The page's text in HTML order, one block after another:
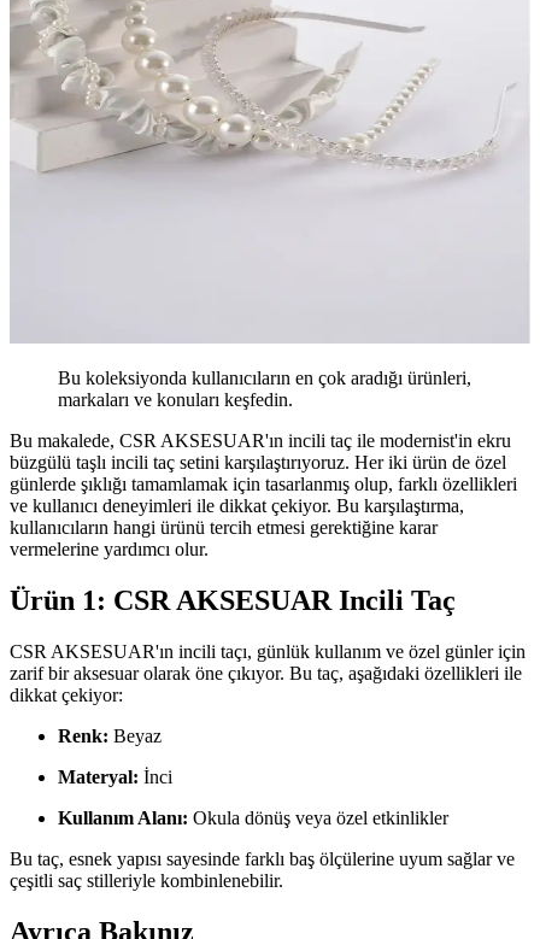
Bu koleksiyonda kullanıcıların en çok aradığı ürünleri,
markaları ve konuları keşfedin.
Bu makalede, CSR AKSESUAR'ın incili taç ile modernist'in ekru
büzgülü taşlı incili taç setini karşılaştırıyoruz. Her iki ürün de özel
günlerde şıklığı tamamlamak için tasarlanmış olup, farklı özellikleri
ve kullanıcı deneyimleri ile dikkat çekiyor. Bu karşılaştırma,
kullanıcıların hangi ürünü tercih etmesi gerektiğine karar
vermelerine yardımcı olur.
Ürün 1: CSR AKSESUAR Incili Taç
CSR AKSESUAR'ın incili taçı, günlük kullanım ve özel günler için
zarif bir aksesuar olarak öne çıkıyor. Bu taç, aşağıdaki özellikleri ile
dikkat çekiyor:
Renk: Beyaz
Materyal: İnci
Kullanım Alanı: Okula dönüş veya özel etkinlikler
Bu taç, esnek yapısı sayesinde farklı baş ölçülerine uyum sağlar ve
çeşitli saç stilleriyle kombinlenebilir.
Ayrıca Bakınız